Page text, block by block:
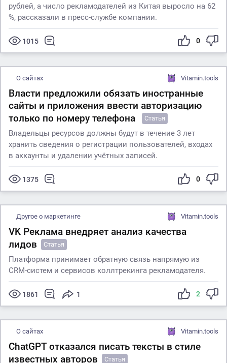
рублей, а число рекламодателей из Китая выросло на 62
%, рассказали в пресс-службе компании.
1015 0
О сайтах Vitamin.tools
Власти предложили обязать иностранные
сайты и приложения ввести авторизацию
только по номеру телефона
Статья
Владельцы ресурсов должны будут в течение 3 лет
хранить сведения о регистрации пользователей, входах
в аккаунты и удалении учётных записей.
1375 0
Другое о маркетинге Vitamin.tools
VK Реклама внедряет анализ качества
лидов
Статья
Платформа принимает обратную связь напрямую из
CRM-систем и сервисов коллтрекинга рекламодателя.
1861 1 2
О сайтах Vitamin.tools
ChatGPT отказался писать тексты в стиле
известных авторов
Статья